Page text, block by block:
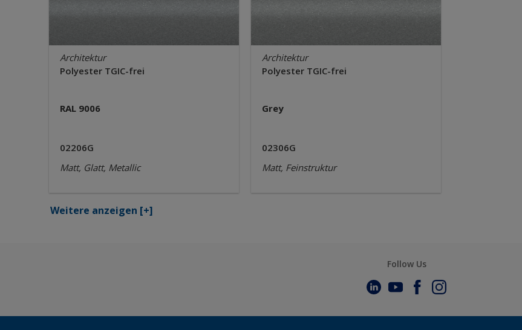
Architektur
Polyester TGIC-frei
RAL 9006
02206G
Matt, Glatt, Metallic
Architektur
Polyester TGIC-frei
Grey
02306G
Matt, Feinstruktur
Weitere anzeigen [+]
Follow Us